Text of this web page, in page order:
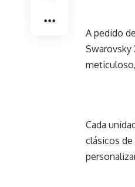
A pedido
Swarovsky
Cada
clásicos